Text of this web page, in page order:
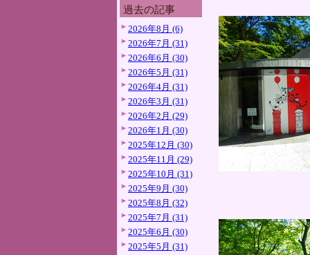
過去の記事
2026年8月 (6)
2026年7月 (31)
2026年6月 (30)
2026年5月 (31)
2026年4月 (31)
2026年3月 (31)
2026年2月 (29)
2026年1月 (30)
2025年12月 (30)
2025年11月 (29)
2025年10月 (31)
2025年9月 (30)
2025年8月 (32)
2025年7月 (31)
2025年6月 (30)
2025年5月 (31)